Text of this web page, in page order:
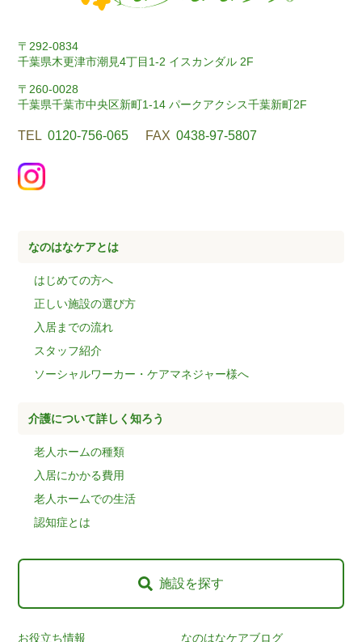
〒292-0834
千葉県木更津市潮見4丁目1-2 イスカンダル 2F
〒260-0028
千葉県千葉市中央区新町1-14 パークアクシス千葉新町2F
TEL 0120-756-065 FAX 0438-97-5807
施設を探す
お役立ち情報 なのはなケアブログ
なのはなケアとは
はじめての方へ
正しい施設の選び方
入居までの流れ
スタッフ紹介
ソーシャルワーカー・ケアマネジャー様へ
介護について詳しく知ろう
老人ホームの種類
入居にかかる費用
老人ホームでの生活
認知症とは